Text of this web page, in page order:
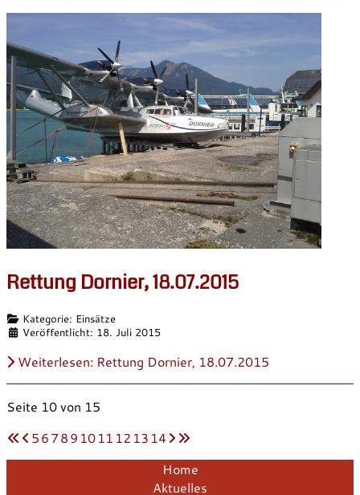
Rettung Dornier, 18.07.2015
DetailsKategorie: Einsätze
Veröffentlicht: 18. Juli 2015
Weiterlesen: Rettung Dornier, 18.07.2015
Seite 10 von 15
56789 1011 12 13 14
Home
Aktuelles